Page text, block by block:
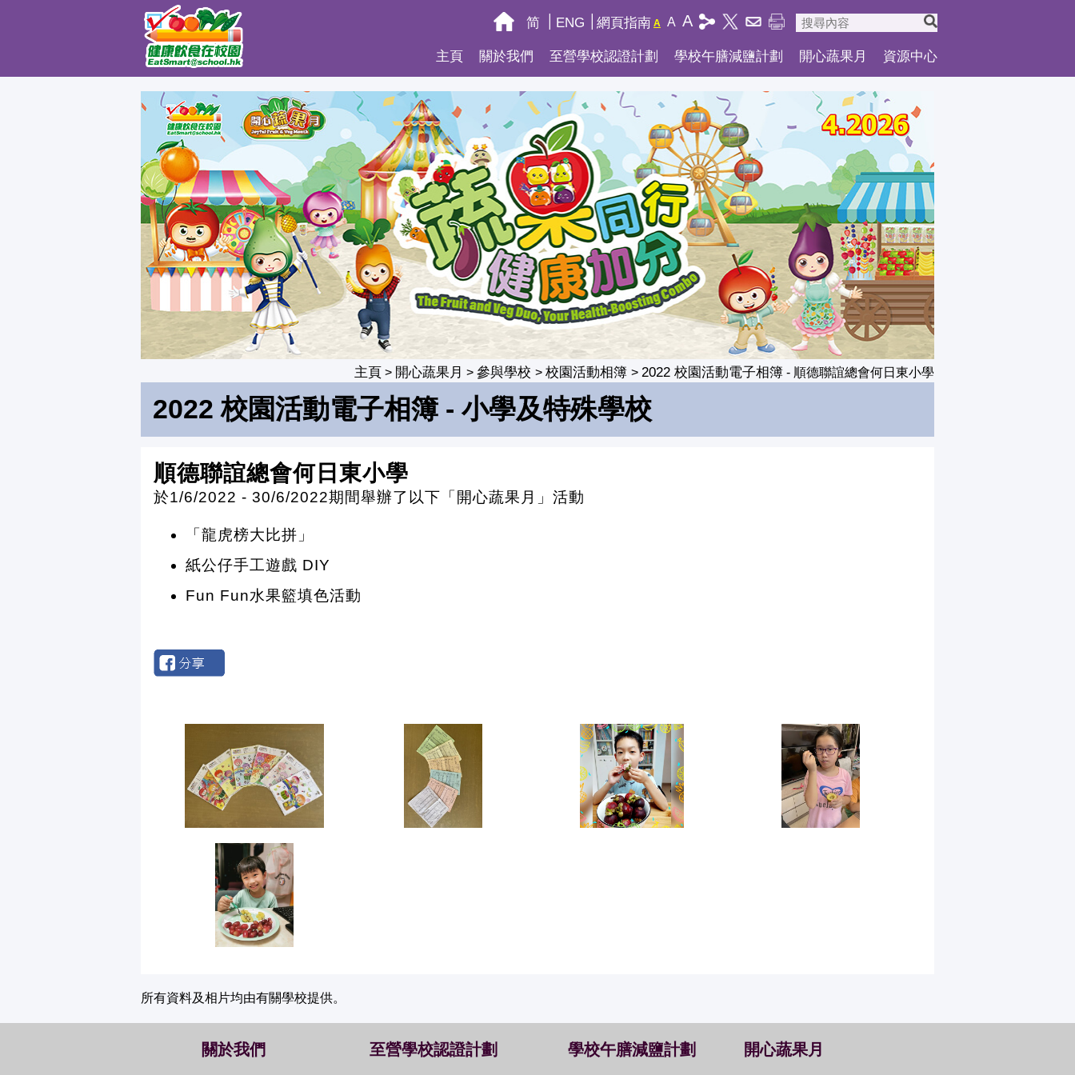
简 ENG 網頁指南 A A A
主頁 關於我們 至營學校認證計劃 學校午膳減鹽計劃 開心蔬果月 資源中心
主頁 > 開心蔬果月 > 參與學校 > 校園活動相簿 > 2022 校園活動電子相簿 - 順德聯誼總會何日東小學
2022 校園活動電子相簿 - 小學及特殊學校
順德聯誼總會何日東小學
於1/6/2022 - 30/6/2022期間舉辦了以下「開心蔬果月」活動
「龍虎榜大比拼」
紙公仔手工遊戲 DIY
Fun Fun水果籃填色活動
所有資料及相片均由有關學校提供。
關於我們 至營學校認證計劃 學校午膳減鹽計劃 開心蔬果月